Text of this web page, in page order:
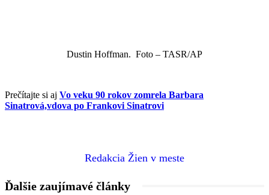
Dustin Hoffman. Foto – TASR/AP
Prečítajte si aj Vo veku 90 rokov zomrela Barbara
Sinatrová,vdova po Frankovi Sinatrovi
Redakcia Žien v meste
Ďalšie zaujímavé články